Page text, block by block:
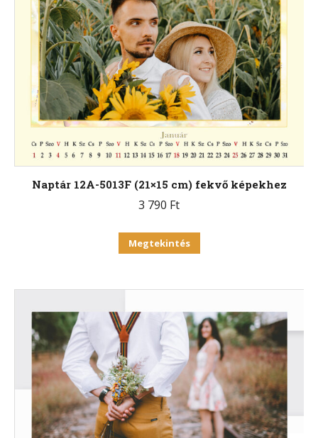
van.
A
változatok
a
termékoldalon
választhatók
ki
Naptár 12A-5013F (21×15 cm) fekvő képekhez
3 790 Ft
Megtekintés
variációja
van.
A
változatok
a
termékoldalon